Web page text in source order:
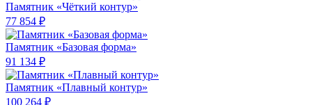
Памятник «Чёткий контур»
77 854 ₽
Памятник «Базовая форма»
91 134 ₽
Памятник «Плавный контур»
100 264 ₽